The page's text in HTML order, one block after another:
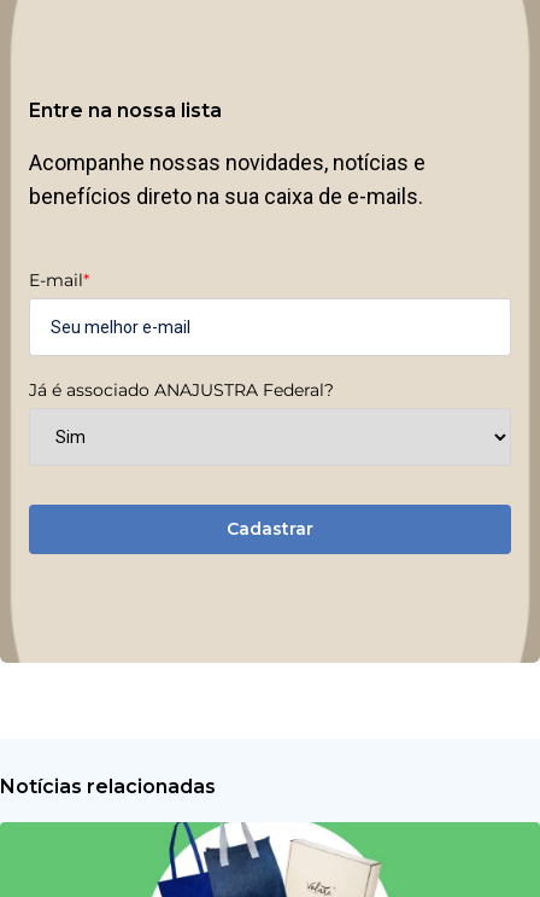
Entre na nossa lista
Acompanhe nossas novidades, notícias e
benefícios direto na sua caixa de e-mails.
E-mail*
Já é associado ANAJUSTRA Federal?
Cadastrar
Notícias relacionadas